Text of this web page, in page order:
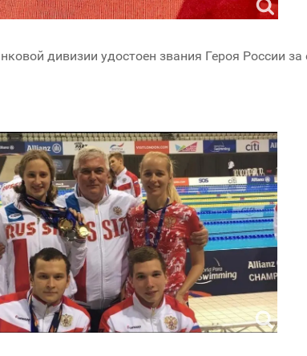
дивизии удостоен звания Героя России за